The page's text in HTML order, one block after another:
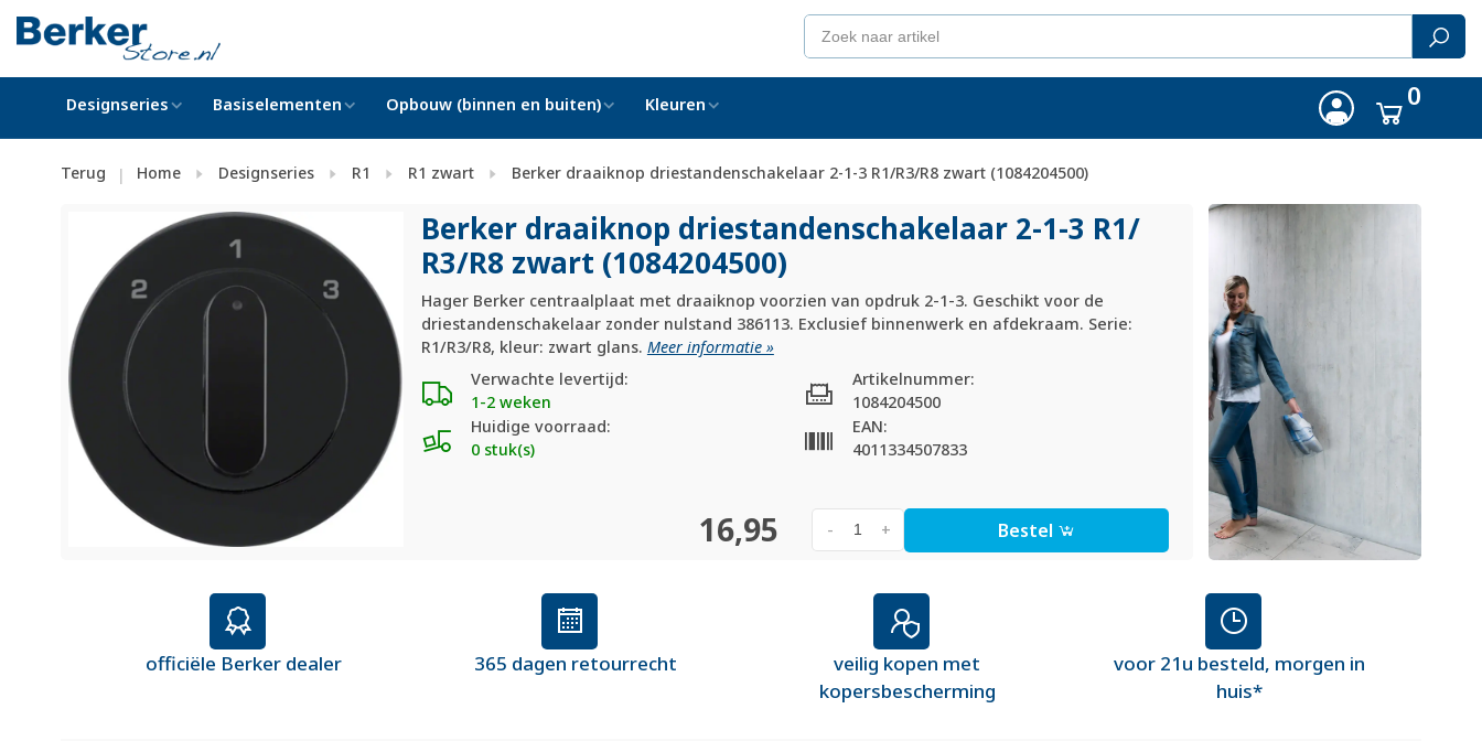
Designseries Basiselementen Opbouw (binnen en buiten) Kleuren 0
Terug | Home Designseries R1 R1 zwart Berker draaiknop driestandenschakelaar 2-1-3 R1/R3/R8 zwart (1084204500)
Berker draaiknop driestandenschakelaar 2-1-3 R1/
R3/R8 zwart (1084204500)
Hager Berker centraalplaat met draaiknop voorzien van opdruk 2-1-3. Geschikt voor de
driestandenschakelaar zonder nulstand 386113. Exclusief binnenwerk en afdekraam. Serie:
R1/R3/R8, kleur: zwart glans. Meer informatie »
Verwachte levertijd:
1-2 weken
Huidige voorraad:
0 stuk(s)
Artikelnummer:
1084204500
EAN:
4011334507833
16,95 +
- Bestel
officiële Berker dealer 365 dagen retourrecht
veilig kopen met
kopersbescherming
voor 21u besteld, morgen in
huis*